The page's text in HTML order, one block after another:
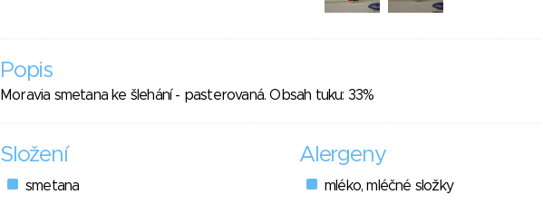
Popis
Moravia smetana ke šlehání - pasterovaná. Obsah tuku: 33%
Složení
smetana
Alergeny
mléko, mléčné složky